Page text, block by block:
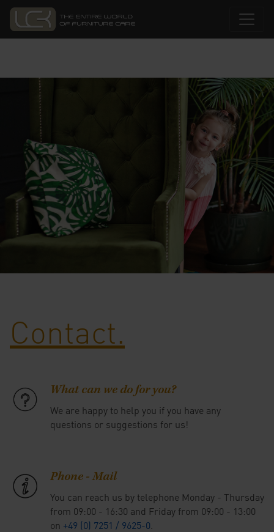
Contact.
What can we do for you?
We are happy to help you if you have any
questions or suggestions for us!
Phone - Mail
You can reach us by telephone Monday - Thursday
from 09:00 - 16:30 and Friday from 09:00 - 13:00
on +49 (0) 7251 / 9625-0